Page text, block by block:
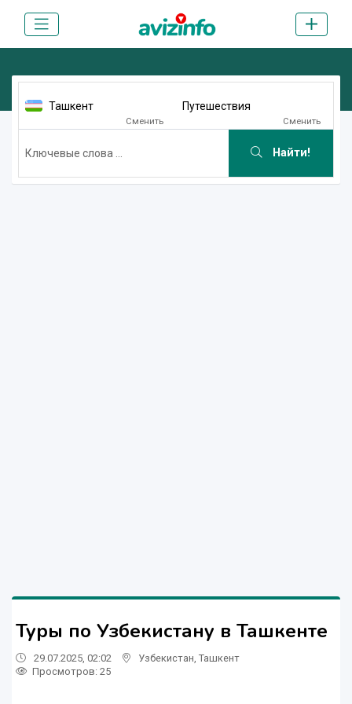
Ташкент
Сменить
Путешествия
Сменить
Найти!
Туры по Узбекистану в Ташкенте
29.07.2025, 02:02 Узбекистан Ташкент
Просмотров: 25